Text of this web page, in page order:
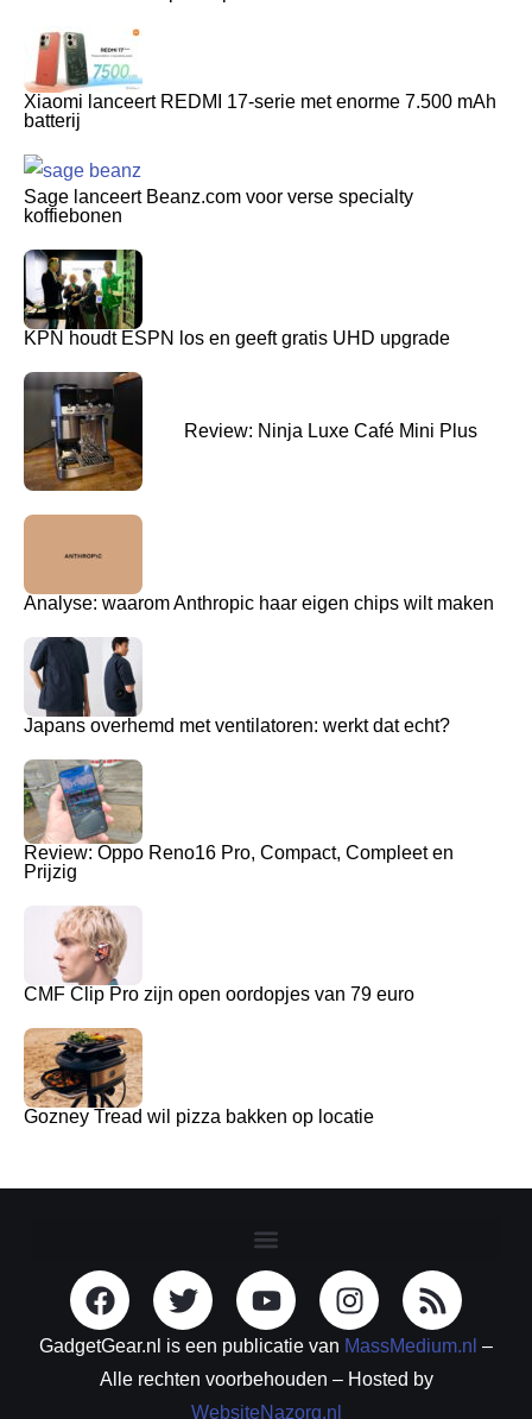
Xiaomi lanceert REDMI 17-serie met enorme 7.500 mAh
batterij
Sage lanceert Beanz.com voor verse specialty
koffiebonen
KPN houdt ESPN los en geeft gratis UHD upgrade
Review: Ninja Luxe Café Mini Plus
Analyse: waarom Anthropic haar eigen chips wilt maken
Japans overhemd met ventilatoren: werkt dat echt?
Review: Oppo Reno16 Pro, Compact, Compleet en
Prijzig
CMF Clip Pro zijn open oordopjes van 79 euro
Gozney Tread wil pizza bakken op locatie
GadgetGear.nl is een publicatie van MassMedium.nl –
Alle rechten voorbehouden – Hosted by
WebsiteNazorg.nl